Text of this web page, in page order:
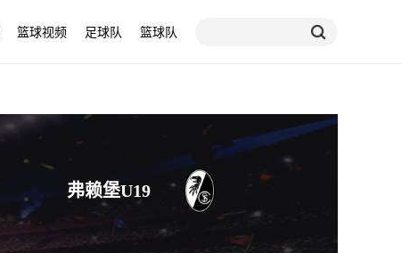
篮球视频 足球队 篮球队
弗赖堡U19